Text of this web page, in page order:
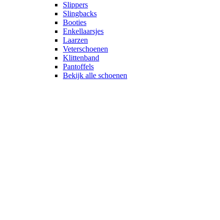
Slippers
Slingbacks
Booties
Enkellaarsjes
Laarzen
Veterschoenen
Klittenband
Pantoffels
Bekijk alle schoenen